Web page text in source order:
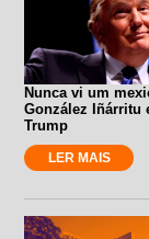
Nunca vi um
González Iñárritu
Trump
LER MAIS